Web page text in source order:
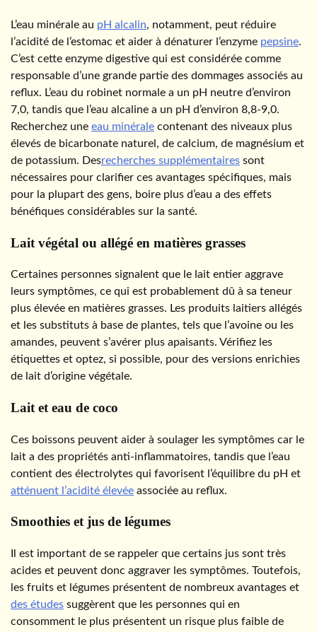
L’eau minérale au pH alcalin, notamment, peut réduire
l’acidité de l’estomac et aider à dénaturer l’enzyme pepsine.
C’est cette enzyme digestive qui est considérée comme
responsable d’une grande partie des dommages associés au
reflux. L’eau du robinet normale a un pH neutre d’environ
7,0, tandis que l’eau alcaline a un pH d’environ 8,8-9,0.
Recherchez une eau minérale contenant des niveaux plus
élevés de bicarbonate naturel, de calcium, de magnésium et
de potassium. Desrecherches supplémentaires sont
nécessaires pour clarifier ces avantages spécifiques, mais
pour la plupart des gens, boire plus d’eau a des effets
bénéfiques considérables sur la santé.
Lait végétal ou allégé en matières grasses
Certaines personnes signalent que le lait entier aggrave
leurs symptômes, ce qui est probablement dû à sa teneur
plus élevée en matières grasses. Les produits laitiers allégés
et les substituts à base de plantes, tels que l’avoine ou les
amandes, peuvent s’avérer plus apaisants. Vérifiez les
étiquettes et optez, si possible, pour des versions enrichies
de lait d’origine végétale.
Lait et eau de coco
Ces boissons peuvent aider à soulager les symptômes car le
lait a des propriétés anti-inflammatoires, tandis que l’eau
contient des électrolytes qui favorisent l’équilibre du pH et
atténuent l’acidité élevée associée au reflux.
Smoothies et jus de légumes
Il est important de se rappeler que certains jus sont très
acides et peuvent donc aggraver les symptômes. Toutefois,
les fruits et légumes présentent de nombreux avantages et
des études suggèrent que les personnes qui en
consomment le plus présentent un risque plus faible de